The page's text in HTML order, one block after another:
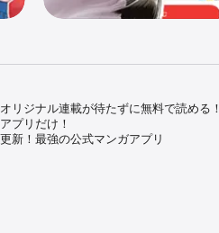
リジナル連載が待たずに無料で読める！
プリだけ！
新！最強の公式マンガアプリ